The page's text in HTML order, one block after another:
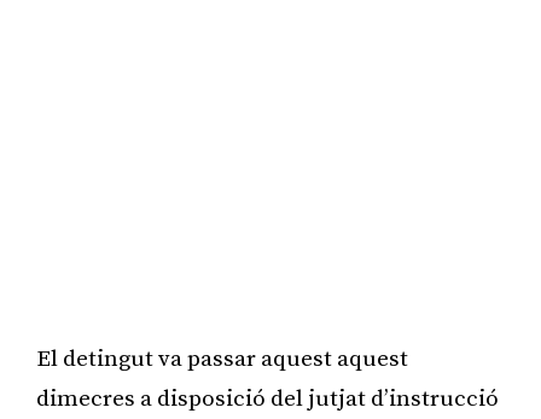
El detingut va passar aquest aquest
dimecres a disposició del jutjat d’instrucció